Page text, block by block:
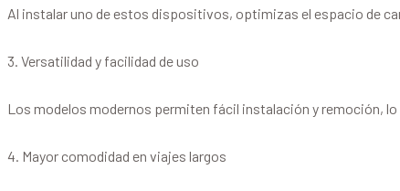
Al instalar uno de estos dispositivos, optimizas el espacio de
3. Versatilidad y facilidad de uso
Los modelos modernos permiten fácil instalación y remoción,
4. Mayor comodidad en viajes largos